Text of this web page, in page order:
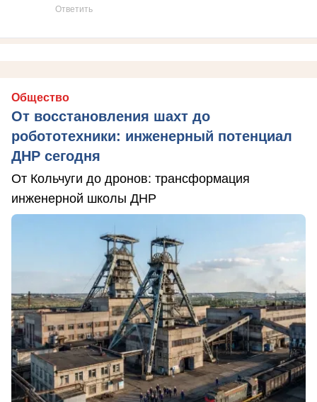
Ответить
Общество
От восстановления шахт до
робототехники: инженерный потенциал
ДНР сегодня
От Кольчуги до дронов: трансформация
инженерной школы ДНР